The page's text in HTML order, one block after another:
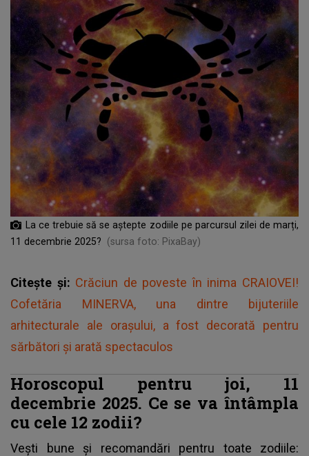
La ce trebuie să se aștepte zodiile pe parcursul zilei de marți,
11 decembrie 2025?
(sursa foto: PixaBay)
Citește și: Crăciun de poveste în inima CRAIOVEI!
Cofetăria MINERVA, una dintre bijuteriile
arhitecturale ale orașului, a fost decorată pentru
sărbători și arată spectaculos
Horoscopul pentru joi, 11
decembrie 2025. Ce se va întâmpla
cu cele 12 zodii?
Vești bune și recomandări pentru toate zodiile: